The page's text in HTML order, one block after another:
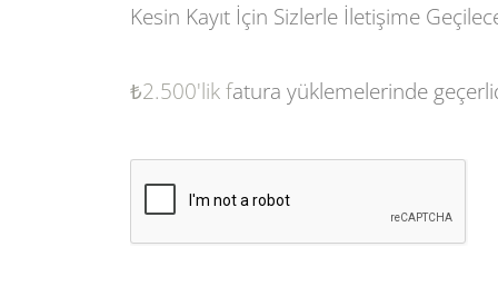
Kesin Kayıt İçin Sizlerle İletişime
₺2.500'lik fatura yüklemelerinde